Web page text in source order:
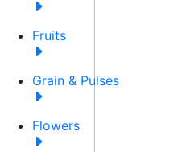
Fruits
Grain & Pulses
Flowers